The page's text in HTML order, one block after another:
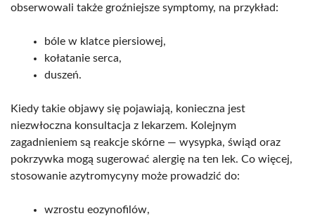
obserwowali także groźniejsze symptomy, na przykład:
bóle w klatce piersiowej,
kołatanie serca,
duszeń.
Kiedy takie objawy się pojawiają, konieczna jest
niezwłoczna konsultacja z lekarzem. Kolejnym
zagadnieniem są reakcje skórne — wysypka, świąd oraz
pokrzywka mogą sugerować alergię na ten lek. Co więcej,
stosowanie azytromycyny może prowadzić do:
wzrostu eozynofilów,